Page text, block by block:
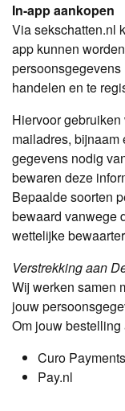
In-app aankopen
Via sekschatten.nl
app kunnen
handelen en te
Hiervoor
mailadres, bijnaam
gegevens nodig
bewaren deze
Bepaalde soorten
bewaard vanwege
wettelijke
Verstrekking aan
Wij werken samen
jouw
Om jouw bestelling
Curo Payments
Pay.nl